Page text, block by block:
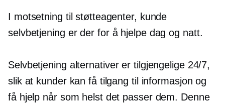
I motsetning til støtteagenter, kunde
selvbetjening er der for å hjelpe dag og natt.
Selvbetjening alternativer er tilgjengelige 24/7,
slik at kunder kan få tilgang til informasjon og
få hjelp når som helst det passer dem. Denne